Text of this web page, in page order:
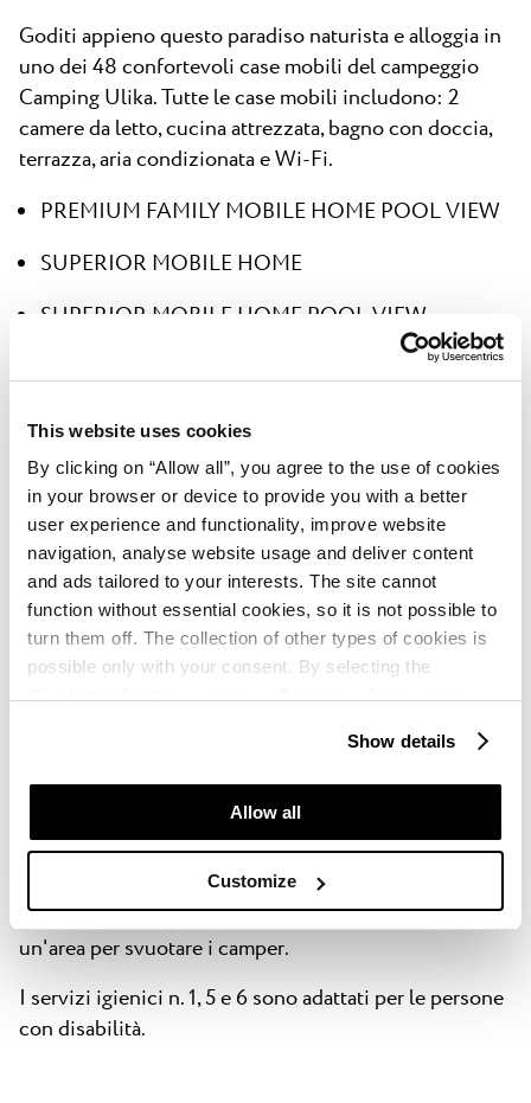
This website uses cookies
By clicking on “Allow all”, you agree to the use of cookies
in your browser or device to provide you with a better
user experience and functionality, improve website
navigation, analyse website usage and deliver content
and ads tailored to your interests. The site cannot
function without essential cookies, so it is not possible to
turn them off. The collection of other types of cookies is
possible only with your consent. By selecting the
which purposes we may process your data. You can
manage your “Details” selection in your browser at any
Show details
Allow all
Customize
Goditi appieno questo paradiso naturista e alloggia in
uno dei 48 confortevoli case mobili del campeggio
Camping Ulika. Tutte le case mobili includono: 2
camere da letto, cucina attrezzata, bagno con doccia,
terrazza, aria condizionata e Wi-Fi.
PREMIUM FAMILY MOBILE HOME POOL VIEW
SUPERIOR MOBILE HOME
SUPERIOR MOBILE HOME POOL VIEW
CLASSIC MOBILE HOME - PETS FRIENDLY
Scopri di più sullecase mobilidel campeggio
Camping Ulika
Servizi igienici al Camping Ulika
servizi di base, in alcuni servizi igienici sono
disponibili aree per bambini e neonati, spazi per lavare
piatti e biancheria, lavatrici e asciugatrici, e un
frigorifero (a pagamento), nonché docce per animali
domestici. Ci sono anche servizi igienici chimici e
un'area per svuotare i camper.
I servizi igienici n. 1, 5 e 6 sono adattati per le persone
con disabilità.